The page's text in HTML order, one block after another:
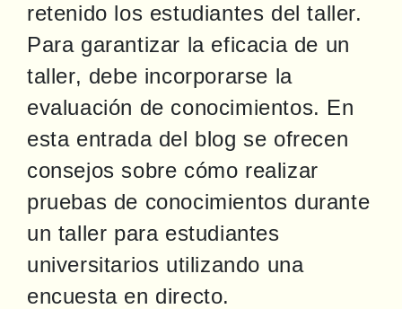
retenido los estudiantes del taller.
Para garantizar la eficacia de un
taller, debe incorporarse la
evaluación de conocimientos. En
esta entrada del blog se ofrecen
consejos sobre cómo realizar
pruebas de conocimientos durante
un taller para estudiantes
universitarios utilizando una
encuesta en directo.